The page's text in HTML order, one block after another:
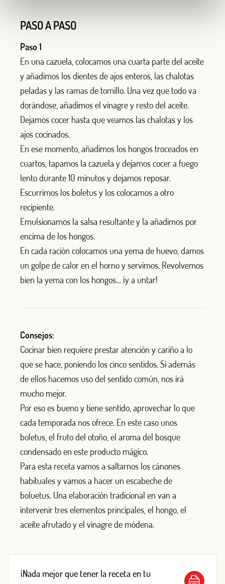
PASO A PASO
Paso 1
En una cazuela, colocamos una cuarta parte del aceite
y añadimos los dientes de ajos enteros, las chalotas
peladas y las ramas de tomillo. Una vez que todo va
dorándose, añadimos el vinagre y resto del aceite.
Dejamos cocer hasta que veamos las chalotas y los
ajos cocinados.
En ese momento, añadimos los hongos troceados en
cuartos, tapamos la cazuela y dejamos cocer a fuego
lento durante 10 minutos y dejamos reposar.
Escurrimos los boletus y los colocamos a otro
recipiente.
Emulsionamos la salsa resultante y la añadimos por
encima de los hongos.
En cada ración colocamos una yema de huevo, damos
un golpe de calor en el horno y servimos. Revolvemos
bien la yema con los hongos… ¡y a untar!
Consejos:
Cocinar bien requiere prestar atención y cariño a lo
que se hace, poniendo los cinco sentidos. Si además
de ellos hacemos uso del sentido común, nos irá
mucho mejor.
Por eso es bueno y tiene sentido, aprovechar lo que
cada temporada nos ofrece. En este caso unos
boletus, el fruto del otoño, el aroma del bosque
condensado en este producto mágico.
Para esta receta vamos a saltarnos los cánones
habituales y vamos a hacer un escabeche de
boluetus. Una elaboración tradicional en van a
intervenir tres elementos principales, el hongo, el
aceite afrutado y el vinagre de módena.
¡Nada mejor que tener la receta en tu